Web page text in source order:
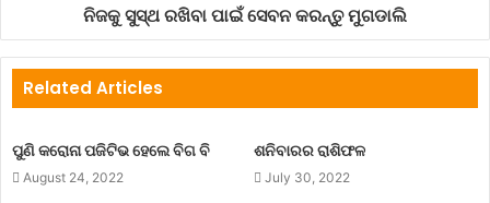
ବ୍ୟବହାରରେ ଖୁସି ହେବେ। ଆପଣ କୌଣସି ଗୋପନୀୟ କଥା ଜାଣିବାକୁ
ପାଇବେ।
ଧନୁ: କାମ ଅଧିକ ଲାଭ କମ୍‌ ମିଳିବାର ଆଶଙ୍କା ଅଛି। ବନ୍ଧୁଙ୍କ ଠାରୁ କୌଣସି
ପ୍ରେମୀଯୁଗଳଙ୍କ ଲାଗି ଦିନଟି ଭଲ।
ନିଜକୁ ସୁସ୍ଥ ରଖିବା ପାଇଁ ସେବନ କରନ୍ତୁ ମୁଗଡାଲି
Related Articles
ପୁଣି କରୋନା ପଜିଟିଭ ହେଲେ ବିଗ ବି
August 24, 2022
ଶନିବାରର ରାଶିଫଳ
July 30, 2022